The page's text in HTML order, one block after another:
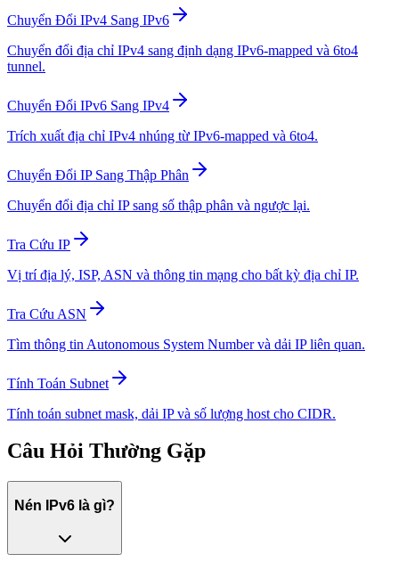
Chuyển Đổi IPv4 Sang IPv6
Chuyển đổi địa chỉ IPv4 sang định dạng IPv6-mapped và 6to4
tunnel.
Chuyển Đổi IPv6 Sang IPv4
Trích xuất địa chỉ IPv4 nhúng từ IPv6-mapped và 6to4.
Chuyển Đổi IP Sang Thập Phân
Chuyển đổi địa chỉ IP sang số thập phân và ngược lại.
Tra Cứu IP
Vị trí địa lý, ISP, ASN và thông tin mạng cho bất kỳ địa chỉ IP.
Tra Cứu ASN
Tìm thông tin Autonomous System Number và dải IP liên quan.
Tính Toán Subnet
Tính toán subnet mask, dải IP và số lượng host cho CIDR.
Câu Hỏi Thường Gặp
Nén IPv6 là gì?